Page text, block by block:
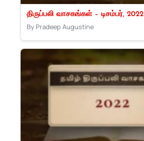
திருப்பலி வாசகங்கள் – டிசம்பர், 2022
By Pradeep Augustine